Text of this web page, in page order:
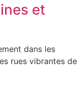
et
dans les
rues vibrantes